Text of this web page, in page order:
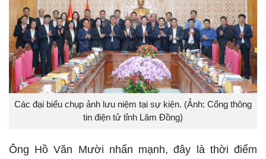
Các đại biểu chụp ảnh lưu niệm tại sự kiện. (Ảnh: Cổng thông
tin điện tử tỉnh Lâm Đồng)
Ông Hồ Văn Mười nhấn mạnh, đây là thời điểm